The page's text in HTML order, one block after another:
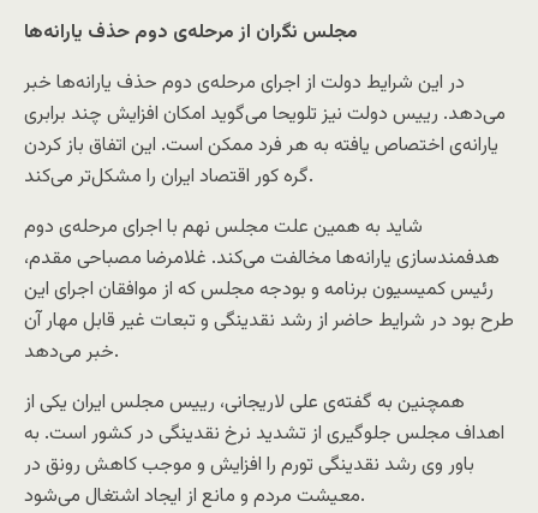
مجلس نگران از مرحله‌ی دوم حذف یارانه‌ها
در این شرایط دولت از اجرای مرحله‌ی دوم حذف یارانه‌ها خبر
می‌دهد. رییس دولت نیز تلویحا می‌گوید امکان افزایش چند برابری
یارانه‌ی اختصاص یافته به هر فرد ممکن است. این اتفاق باز کردن
گره کور اقتصاد ایران را مشکل‌تر می‌کند.
شاید به همین علت مجلس نهم با اجرای مرحله‌ی دوم
هدفمندسازی یارانه‌ها مخالفت می‌کند. غلامرضا مصباحی مقدم،
رئیس کمیسیون برنامه و بودجه مجلس که از موافقان اجرای این
طرح بود در شرایط حاضر از رشد نقدینگی و تبعات غیر قابل مهار آن
خبر می‌دهد.
همچنین به گفته‌ی علی لاریجانی، رییس مجلس ایران یکی از
اهداف مجلس جلوگیری از تشدید نرخ نقدینگی در کشور است. به
باور وی رشد نقدینگی تورم را افزایش و موجب کاهش رونق در
معیشت مردم و مانع از ایجاد اشتغال می‌شود.